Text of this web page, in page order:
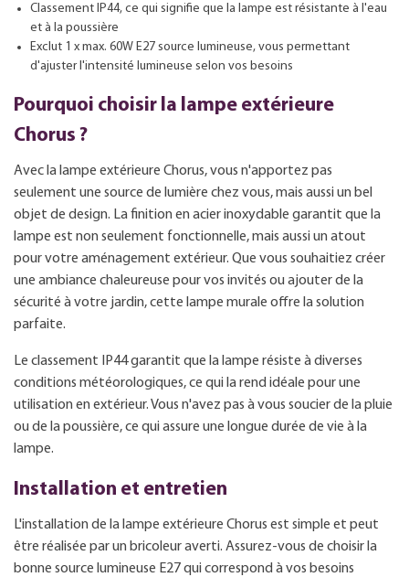
Classement IP44, ce qui signifie que la lampe est résistante à l'eau
et à la poussière
Exclut 1 x max. 60W E27 source lumineuse, vous permettant
d'ajuster l'intensité lumineuse selon vos besoins
Pourquoi choisir la lampe extérieure
Chorus ?
Avec la lampe extérieure Chorus, vous n'apportez pas
seulement une source de lumière chez vous, mais aussi un bel
objet de design. La finition en acier inoxydable garantit que la
lampe est non seulement fonctionnelle, mais aussi un atout
pour votre aménagement extérieur. Que vous souhaitiez créer
une ambiance chaleureuse pour vos invités ou ajouter de la
sécurité à votre jardin, cette lampe murale offre la solution
parfaite.
Le classement IP44 garantit que la lampe résiste à diverses
conditions météorologiques, ce qui la rend idéale pour une
utilisation en extérieur. Vous n'avez pas à vous soucier de la pluie
ou de la poussière, ce qui assure une longue durée de vie à la
lampe.
Installation et entretien
L'installation de la lampe extérieure Chorus est simple et peut
être réalisée par un bricoleur averti. Assurez-vous de choisir la
bonne source lumineuse E27 qui correspond à vos besoins